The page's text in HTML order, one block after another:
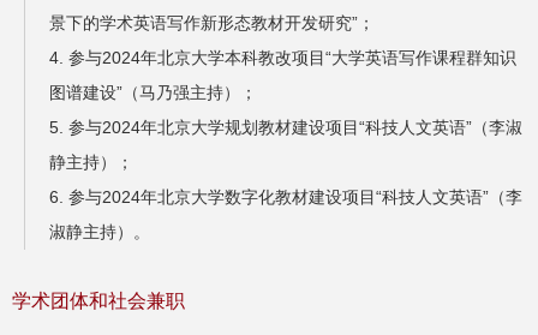
景下的学术英语写作新形态教材开发研究”；
4. 参与2024年北京大学本科教改项目“大学英语写作课程群知识
图谱建设”（马乃强主持）；
5. 参与2024年北京大学规划教材建设项目“科技人文英语”（李淑
静主持）；
6. 参与2024年北京大学数字化教材建设项目“科技人文英语”（李
淑静主持）。
学术团体和社会兼职